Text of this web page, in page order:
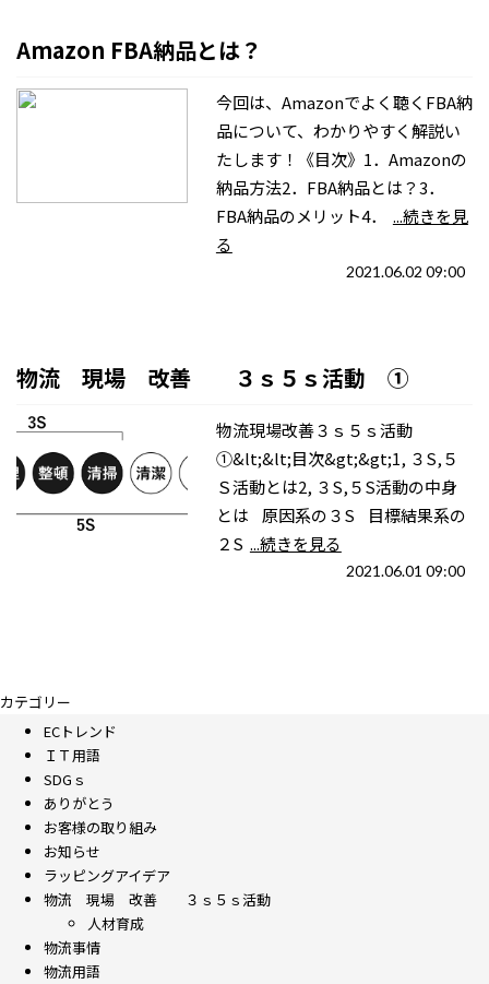
Amazon FBA納品とは？
今回は、Amazonでよく聴くFBA納
品について、わかりやすく解説い
たします！《目次》1．Amazonの
納品方法2．FBA納品とは？3．
FBA納品のメリット4． ...続きを見
る
2021.06.02 09:00
物流 現場 改善 ３ｓ５ｓ活動 ①
物流現場改善３ｓ５ｓ活動
①&lt;&lt;目次&gt;&gt;1, ３S,５
Ｓ活動とは2, ３S,５S活動の中身
とは 原因系の３S 目標結果系の
２S ...続きを見る
2021.06.01 09:00
カテゴリー
ECトレンド
ＩＴ用語
SDGｓ
ありがとう
お客様の取り組み
お知らせ
ラッピングアイデア
物流 現場 改善 ３ｓ５ｓ活動
人材育成
物流事情
物流用語